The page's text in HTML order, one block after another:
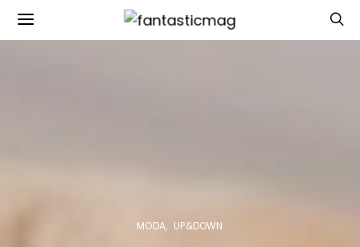
MODA UP&DOWN